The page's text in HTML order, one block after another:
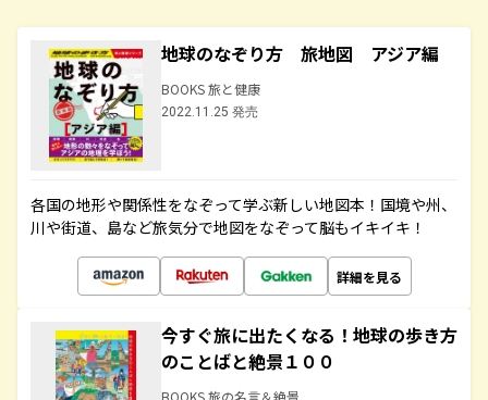
地球のなぞり方 旅地図 アジア編
BOOKS 旅と健康
2022.11.25 発売
各国の地形や関係性をなぞって学ぶ新しい地図本！国境や州、
川や街道、島など旅気分で地図をなぞって脳もイキイキ！
詳細を見る
今すぐ旅に出たくなる！地球の歩き方
のことばと絶景１００
BOOKS 旅の名言＆絶景